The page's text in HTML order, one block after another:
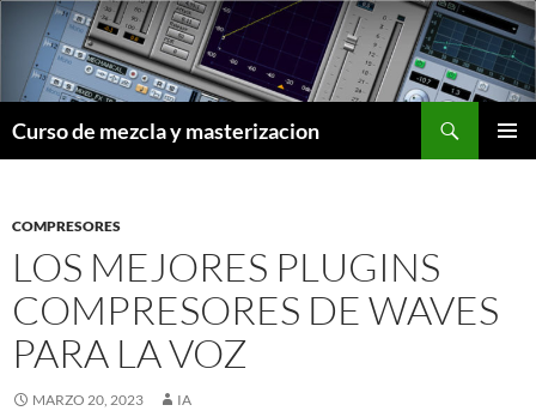
contenido
Curso de mezcla y masterizacion
COMPRESORES
LOS MEJORES PLUGINS
COMPRESORES DE WAVES
PARA LA VOZ
MARZO 20, 2023 IA